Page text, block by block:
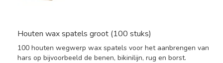
Houten wax spatels groot (100 stuks)
100 houten wegwerp wax spatels voor het aanbrengen van
hars op bijvoorbeeld de benen, bikinilijn, rug en borst.